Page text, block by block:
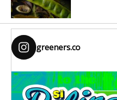
greeners.co